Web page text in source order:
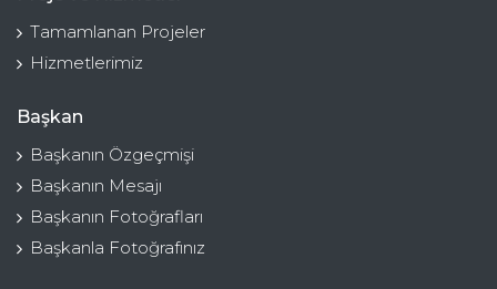
Tamamlanan Projeler
Hizmetlerimiz
Başkan
Başkanın Özgeçmişi
Başkanın Mesajı
Başkanın Fotoğrafları
Başkanla Fotoğrafınız